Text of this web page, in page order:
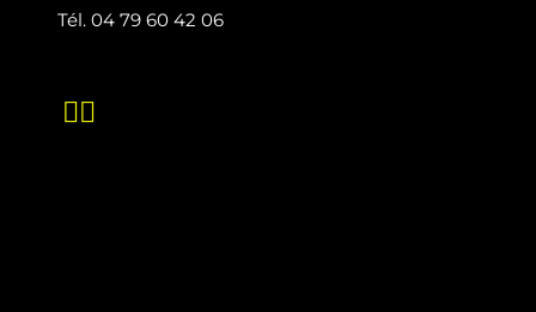
Tél. 04 79 60 42 06